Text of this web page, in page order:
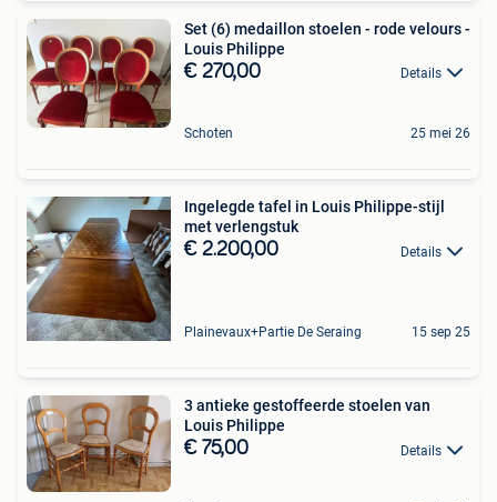
Set (6) medaillon stoelen - rode velours -
Louis Philippe
€ 270,00 Details
Schoten 25 mei 26
Ingelegde tafel in Louis Philippe-stijl
met verlengstuk
€ 2.200,00 Details
Plainevaux+Partie De Seraing 15 sep 25
3 antieke gestoffeerde stoelen van
Louis Philippe
€ 75,00 Details